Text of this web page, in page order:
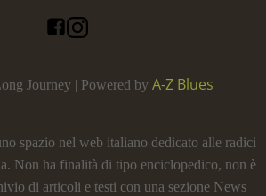
Journey | Powered by A-Z Blues
spazio nel web italiano dedicato alle radici
Non ha finalità di tipo enciclopedico, non è
di articoli e testi con una sezione News